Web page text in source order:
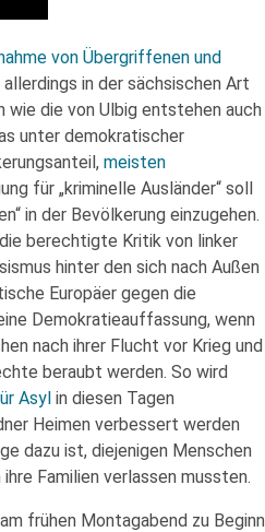
von Übergriffenen und
in der sächsischen Art
wie die von Ulbig entstehen auch
unter demokratischer
meisten
für „kriminelle Ausländer“ soll
in der Bevölkerung einzugehen.
berechtigte Kritik von linker
hinter den sich nach Außen
Europäer gegen die
Demokratieauffassung, wenn
nach ihrer Flucht vor Krieg und
beraubt werden. So wird
Asyl in diesen Tagen
Heimen verbessert werden
dazu ist, diejenigen Menschen
Familien verlassen mussten.
frühen Montagabend zu Beginn